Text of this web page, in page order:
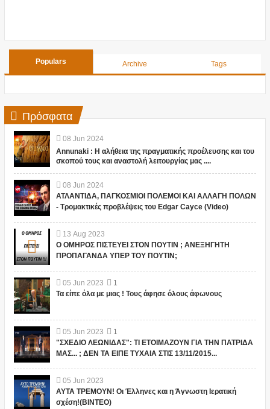
Populars Archive Tags
Πρόσφατα
08 Jun 2024
Annunaki : Η αλήθεια της πραγματικής προέλευσης και του
σκοπού τους και αναστολή λειτουργίας μας ....
08 Jun 2024
ΑΤΛΑΝΤΙΔΑ, ΠΑΓΚΟΣΜΙΟΙ ΠΟΛΕΜΟΙ ΚΑΙ ΑΛΛΑΓΗ ΠΟΛΩΝ
- Τρομακτικές προβλέψεις του Edgar Cayce (Video)
13 Aug 2023
Ο ΟΜΗΡΟΣ ΠΙΣΤΕΥΕΙ ΣΤΟΝ ΠΟΥΤΙΝ ; ΑΝΕΞΗΓΗΤΗ
ΠΡΟΠΑΓΑΝΔΑ ΥΠΕΡ ΤΟΥ ΠΟΥΤΙΝ;
05 Jun 2023
1
Τα είπε όλα με μιας ! Τους άφησε όλους άφωνους
05 Jun 2023
1
"ΣΧΕΔΙΟ ΛΕΩΝΙΔΑΣ": ΤΙ ΕΤΟΙΜΑΖΟΥΝ ΓΙΑ ΤΗΝ ΠΑΤΡΙΔΑ
ΜΑΣ... ; ΔΕΝ ΤΑ ΕΙΠΕ ΤΥΧΑΙΑ ΣΤΙΣ 13/11/2015...
05 Jun 2023
ΑΥΤΑ ΤΡΕΜΟΥΝ! Οι Έλληνες και η Άγνωστη Ιερατική
σχέση!(ΒΙΝΤΕΟ)